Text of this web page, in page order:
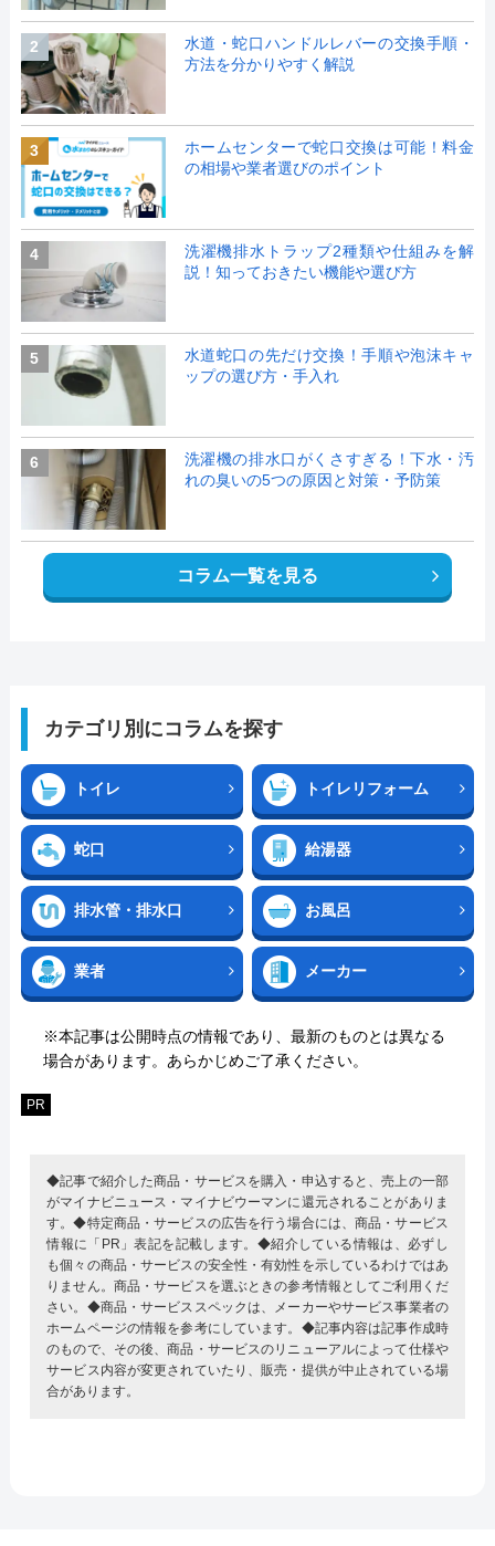
2
水道・蛇口ハンドルレバーの交換手順・
方法を分かりやすく解説
3
ホームセンターで蛇口交換は可能！料金
の相場や業者選びのポイント
4
洗濯機排水トラップ2種類や仕組みを解
説！知っておきたい機能や選び方
5
水道蛇口の先だけ交換！手順や泡沫キャ
ップの選び方・手入れ
6
洗濯機の排水口がくさすぎる！下水・汚
れの臭いの5つの原因と対策・予防策
コラム一覧を見る
カテゴリ別にコラムを探す
トイレ トイレリフォーム
蛇口 給湯器
排水管・排水口 お風呂
業者 メーカー
※本記事は公開時点の情報であり、最新のものとは異なる
場合があります。あらかじめご了承ください。
PR
◆記事で紹介した商品・サービスを購入・申込すると、売上の一部
がマイナビニュース・マイナビウーマンに還元されることがありま
す。◆特定商品・サービスの広告を行う場合には、商品・サービス
情報に「PR」表記を記載します。◆紹介している情報は、必ずし
も個々の商品・サービスの安全性・有効性を示しているわけではあ
りません。商品・サービスを選ぶときの参考情報としてご利用くだ
さい。◆商品・サービススペックは、メーカーやサービス事業者の
ホームページの情報を参考にしています。◆記事内容は記事作成時
のもので、その後、商品・サービスのリニューアルによって仕様や
サービス内容が変更されていたり、販売・提供が中止されている場
合があります。